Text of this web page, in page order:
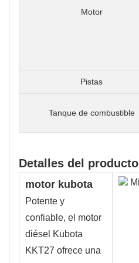
Motor
Pistas
Tanque de combustible
Detalles del producto
motor kubota
Potente y
confiable, el motor
diésel Kubota
KKT27 ofrece una